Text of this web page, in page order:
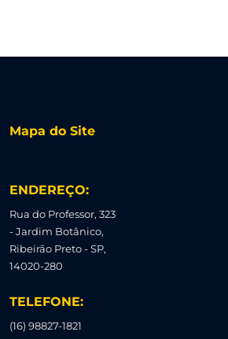
Mapa do Site
ENDEREÇO:
Rua do Professor, 323
- Jardim Botânico,
Ribeirão Preto - SP,
14020-280
TELEFONE:
(16) 98827-1821